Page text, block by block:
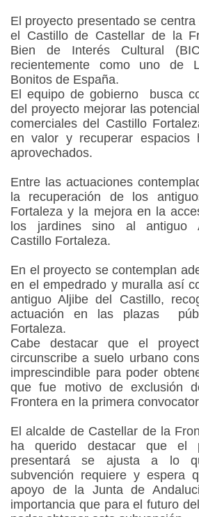
El proyecto presentado se
el Castillo de Castellar de la
Bien de Interés Cultural
recientemente como uno de
Bonitos de España.
El equipo de gobierno
busca
del proyecto mejorar las
comerciales del Castillo
en valor y recuperar espacios
aprovechados.
Entre las actuaciones
la recuperación de los
Fortaleza y la mejora en la
los jardines sino al antiguo
Castillo Fortaleza.
En el proyecto se contemplan
en el empedrado y muralla así
antiguo Aljibe del Castillo,
actuación en las plazas
Fortaleza.
Cabe destacar que el
circunscribe a suelo urbano
imprescindible para poder
que fue motivo de exclusión
Frontera en la primera
El alcalde de Castellar de la
ha querido destacar que el
presentará se ajusta a lo
subvención requiere y espera
apoyo de la Junta de
importancia que para el futuro